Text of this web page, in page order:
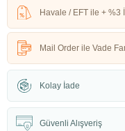
Havale / EFT ile + %3
Mail Order ile Vade
Kolay İade
Güvenli Alışveriş